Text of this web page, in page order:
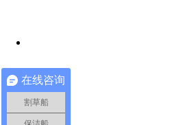
在线咨询
割草船